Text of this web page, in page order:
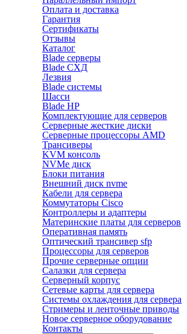
Оплата и доставка
Гарантия
Сертификаты
Отзывы
Каталог
Blade серверы
Blade СХД
Лезвия
Blade системы
Шасси
Blade HP
Комплектующие для серверов
Серверные жесткие диски
Серверные процессоры AMD
Трансиверы
KVM консоль
NVMe диск
Блоки питания
Внешний диск nvme
Кабели для сервера
Коммутаторы Cisco
Контроллеры и адаптеры
Материнские платы для серверов
Оперативная память
Оптический трансивер sfp
Процессоры для серверов
Прочие серверные опции
Салазки для сервера
Серверный корпус
Сетевые карты для сервера
Системы охлаждения для сервера
Стримеры и ленточные приводы
Новое серверное оборудование
Контакты